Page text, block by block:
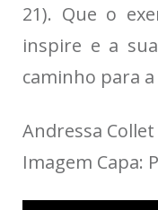
21). Que o
inspire e a
caminho para
Andressa
Imagem Capa: